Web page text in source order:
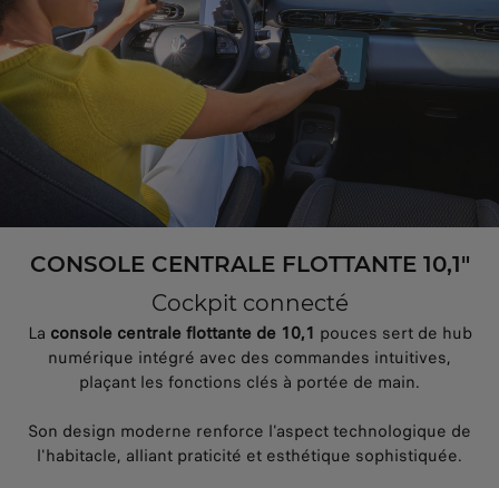
CONSOLE CENTRALE FLOTTANTE 10,1"
Cockpit connecté
La console centrale flottante de 10,1 pouces sert de hub
numérique intégré avec des commandes intuitives,
plaçant les fonctions clés à portée de main.
Son design moderne renforce l'aspect technologique de
l'habitacle, alliant praticité et esthétique sophistiquée.